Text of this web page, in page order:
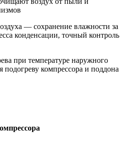
— сохранение влажности за
конденсации, точный контроль
при температуре наружного
подогреву компрессора и поддона